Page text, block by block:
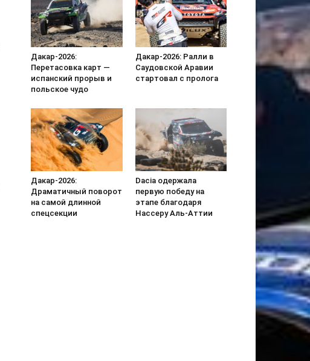
Дакар-2026:
Перетасовка карт —
испанский прорыв и
польское чудо
Дакар-2026: Ралли в
Саудовской Аравии
стартовал с пролога
Дакар-2026:
Драматичный поворот
на самой длинной
спецсекции
Dacia одержала
первую победу на
этапе благодаря
Нассеру Аль-Аттии